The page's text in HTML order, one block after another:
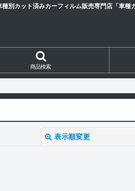
別カット済みカーフィルム販売専門店「車種
商品検索
表示順変更